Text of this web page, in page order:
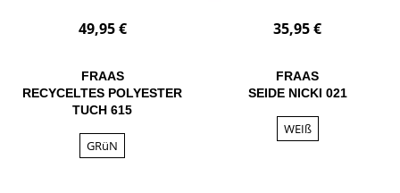
49,95 €
FRAAS
RECYCELTES POLYESTER
TUCH 615
GRüN
35,95 €
FRAAS
SEIDE NICKI 021
WEIß